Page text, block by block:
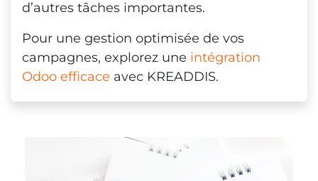
d’autres tâches importantes.
Pour une gestion optimisée de vos
campagnes, explorez une intégration
Odoo efficace avec KREADDIS.